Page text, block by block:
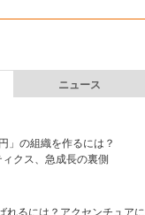
ニュース
」の組織を作るには？
ィクス、急成長の裏側
れるには？アクセンチュアに